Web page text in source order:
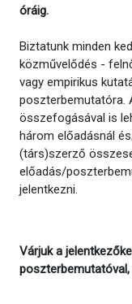
óráig.
Biztatunk minden
közművelődés -
vagy empirikus
poszterbemutatóra.
összefogásával is
három előadásnál
(társ)szerző
előadás/
jelentkezni.
Várjuk a